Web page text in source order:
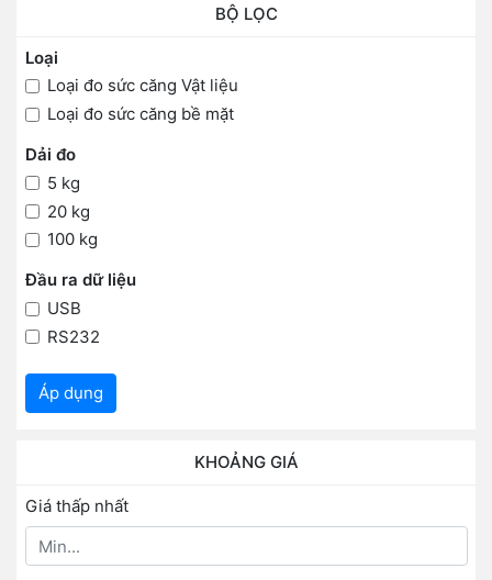
BỘ LỌC
Loại
Loại đo sức căng Vật liệu
Loại đo sức căng bề mặt
Dải đo
5 kg
20 kg
100 kg
Đầu ra dữ liệu
USB
RS232
Áp dụng
KHOẢNG GIÁ
Giá thấp nhất